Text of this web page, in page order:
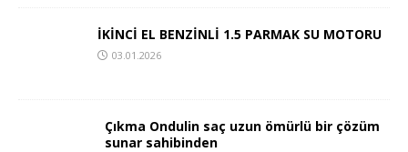
İKİNCİ EL BENZİNLİ 1.5 PARMAK SU MOTORU
03.01.2026
Çıkma Ondulin saç uzun ömürlü bir çözüm
sunar sahibinden